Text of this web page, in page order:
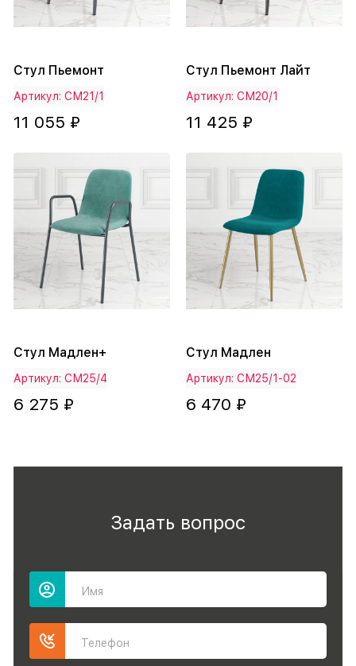
Стул Пьемонт
Артикул: СМ21/1
11 055 ₽
Стул Пьемонт Лайт
Артикул: СМ20/1
11 425 ₽
Стул Мадлен+
Артикул: СМ25/4
6 275 ₽
Стул Мадлен
Артикул: СМ25/1-02
6 470 ₽
Задать вопрос
Имя
Телефон